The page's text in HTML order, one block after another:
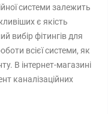
системи залежить
є якість
вибір фітингів для
всієї системи, як
В інтернет-магазині
каналізаційних